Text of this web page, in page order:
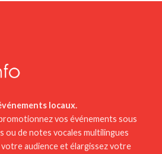
locaux.
vos événements sous
ou de notes vocales multilingues
audience et élargissez votre